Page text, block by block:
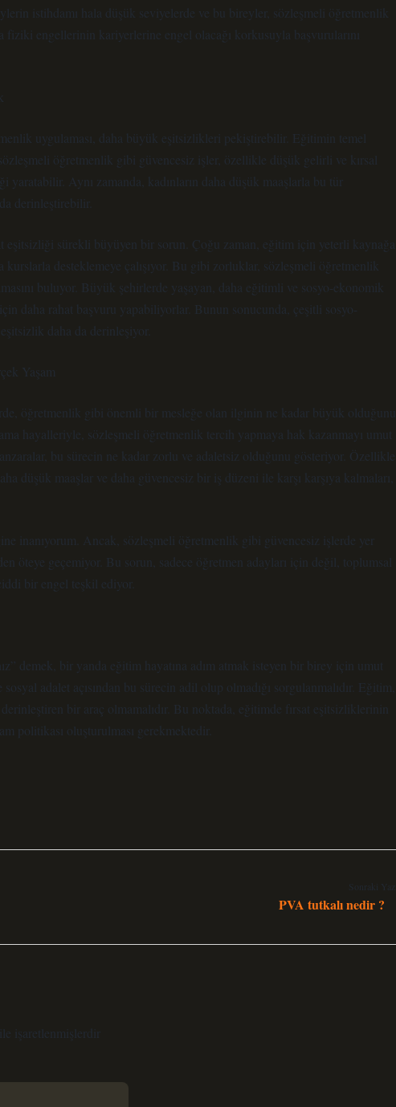
istihdamı hala düşük seviyelerde ve bu bireyler, sözleşmeli öğretmenlik
engellerinin kariyerlerine engel olacağı korkusuyla başvurularını
uygulaması, daha büyük eşitsizlikleri pekiştirebilir. Eğitimin temel
öğretmenlik gibi güvencesiz işler, özellikle düşük gelirli ve kırsal
Aynı zamanda, kadınların daha düşük maaşlarla bu tür
derinleştirebilir.
sürekli büyüyen bir sorun. Çoğu zaman, eğitim için yeterli kaynağa
kurslarla desteklemeye çalışıyor. Bu gibi zorluklar, sözleşmeli öğretmenlik
buluyor. Büyük şehirlerde yaşayan, daha eğitimli ve sosyo-ekonomik
daha rahat başvuru yapabiliyorlar. Bunun sonucunda, çeşitli sosyo-
daha da derinleşiyor.
Yaşam
öğretmenlik gibi önemli bir mesleğe olan ilginin ne kadar büyük olduğunu
hayalleriyle, sözleşmeli öğretmenlik tercih yapmaya hak kazanmayı umut
bu sürecin ne kadar zorlu ve adaletsiz olduğunu gösteriyor. Özellikle
düşük maaşlar ve daha güvencesiz bir iş düzeni ile karşı karşıya kalmaları,
inanıyorum. Ancak, sözleşmeli öğretmenlik gibi güvencesiz işlerde yer
öteye geçemiyor. Bu sorun, sadece öğretmen adayları için değil, toplumsal
bir engel teşkil ediyor.
demek, bir yanda eğitim hayatına adım atmak isteyen bir birey için umut
adalet açısından bu sürecin adil olup olmadığı sorgulanmalıdır. Eğitim,
bir araç olmamalıdır. Bu noktada, eğitimde fırsat eşitsizliklerinin
politikası oluşturulması gerekmektedir.
Sonraki
PVA tutkalı nedir ?
ile işaretlenmişlerdir